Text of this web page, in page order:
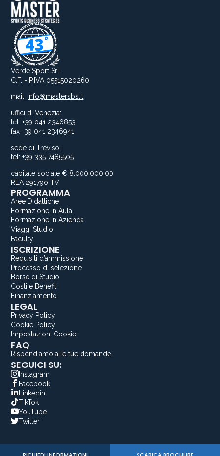
Verde Sport Srl
C.F. - P.IVA 05515020260
mail: info@mastersbs.it
uffici di Venezia:
tel: +39 041 2346853
fax +39 041 2346941
sede di Treviso:
tel: +39 335 7485505
capitale sociale € 8.000.000,00
REA 291790 TV
PROGRAMMA
Aree Didattiche
Formazione in Aula
Formazione in Azienda
Viaggi Studio
Faculty
ISCRIZIONE
Requisiti d’ammissione
Processo di selezione
Borse di Studio
Costi e Benefit
Finanziamento
LEGAL
Privacy Policy
Cookie Policy
Impostazioni Cookie
FAQ
Rispondiamo alle tue domande
SEGUICI SU:
Instagram
Facebook
Linkedin
TikTok
YouTube
Twitter